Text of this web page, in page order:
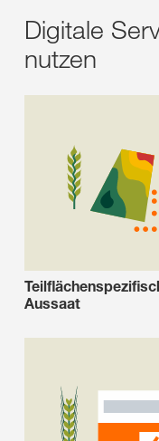
Digitale
nutzen
Aussaat